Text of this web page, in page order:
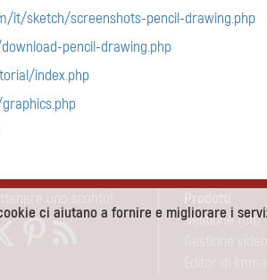
ci aiutano a fornire e migliorare i
it/sketch/screenshots-pencil-drawing.php
pencil-drawing.php
index.php
uno sconto!
Gestione foto
Editor di